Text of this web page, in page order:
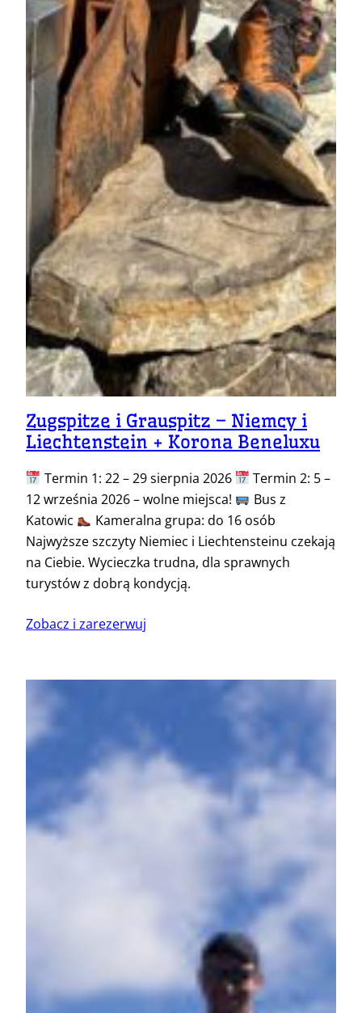
Zugspitze i Grauspitz – Niemcy i
Liechtenstein + Korona Beneluxu
Termin 1: 22 – 29 sierpnia 2026
Termin 2: 5 –
12 września 2026 – wolne miejsca!
Bus z
Katowic
Kameralna grupa: do 16 osób
Najwyższe szczyty Niemiec i Liechtensteinu czekają
na Ciebie. Wycieczka trudna, dla sprawnych
turystów z dobrą kondycją.
Zobacz i zarezerwuj